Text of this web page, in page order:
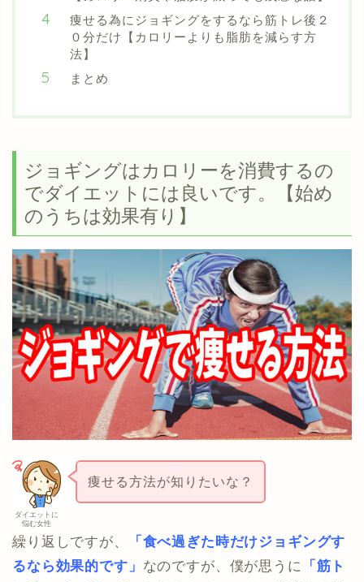
痩せる為にジョギングをするなら筋トレ後２
０分だけ【カロリーよりも脂肪を減らす方
法】
まとめ
ジョギングはカロリーを消費するの
でダイエットには良いです。【始め
のうちは効果有り】
ダイエットに
悩む女性
痩せる方法が知りたいな？
繰り返しですが、
「食べ過ぎた時だけジョギングす
るなら効果的です」 なのですが、僕が思うに 「筋ト